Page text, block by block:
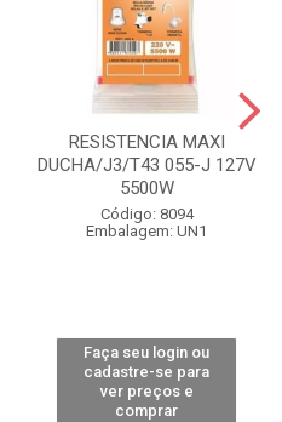
RESISTENCIA MAXI
DUCHA/J3/T43 055-J 127V
5500W
Código: 8094
Embalagem: UN1
Faça seu login ou
cadastre-se para
ver preços e
comprar